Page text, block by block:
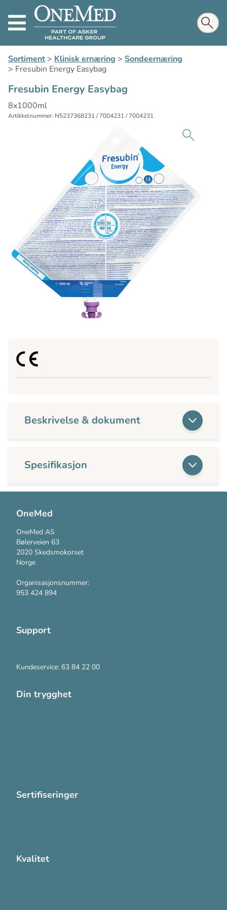
Sortiment> Klinisk ernæring > Sondeernæring
> Fresubin Energy Easybag
Fresubin Energy Easybag
8x1000ml
Artikkelnummer: N5237368231 / 7004231 / 7004231
Beskrivelse & dokument
Spesifikasjon
OneMed
OneMed AS
Bølerveien 63
2020 Skedsmokorset
Norge
Organisasjonsnummer:
953 424 894
Support
Kundeservice: 63 84 22 00
Din trygghet
Sertifiseringer
Kvalitet